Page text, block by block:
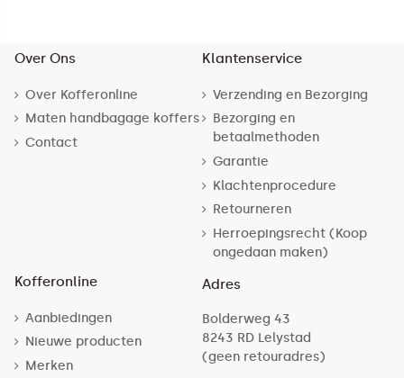
Over Ons
Over Kofferonline
Maten handbagage koffers
Contact
Klantenservice
Verzending en Bezorging
Bezorging en
betaalmethoden
Garantie
Klachtenprocedure
Retourneren
Herroepingsrecht (Koop
ongedaan maken)
Kofferonline
Aanbiedingen
Nieuwe producten
Merken
Adres
Bolderweg 43
8243 RD Lelystad
(geen retouradres)